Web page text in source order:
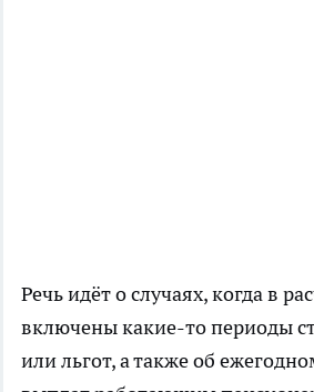
Речь идёт о случаях, когда в
включены какие-то периоды
или льгот, а также об